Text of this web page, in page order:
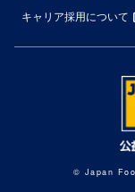
キャリア採用について
© Japan